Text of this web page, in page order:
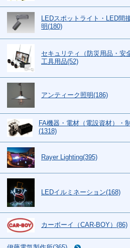
LEDスポットライト・LED間
明(180)
セキュリティ（防災用品・安
工具用品(52)
アンティーク照明(186)
FA機器・電材（電設資材）・
(1318)
Rayer Lighting(395)
LEDイルミネーション(168)
カーボーイ（CAR-BOY）(86)